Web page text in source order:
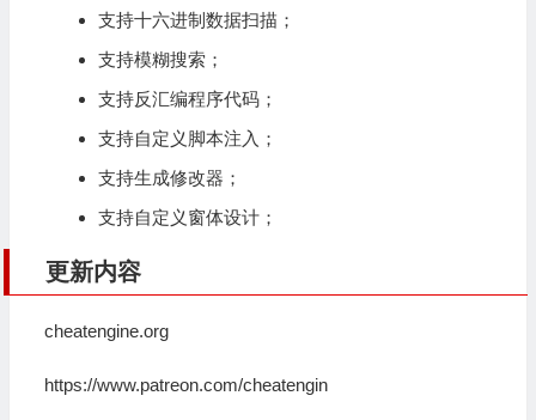
支持十六进制数据扫描；
支持模糊搜索；
支持反汇编程序代码；
支持自定义脚本注入；
支持生成修改器；
支持自定义窗体设计；
更新内容
cheatengine.org
https://www.patreon.com/cheatengin